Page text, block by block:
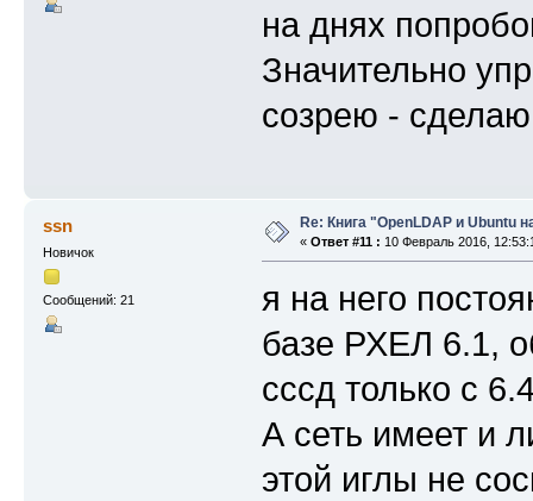
на днях
Значительно
созрею -
ssn
Новичок
Сообщений: 21
Re: Книга "OpenLDAP и Ubuntu
« Ответ #11 : 10 Февраль 2016,
я на него
базе РХЕЛ 6.1,
сссд только с
А сеть имеет и
этой иглы не